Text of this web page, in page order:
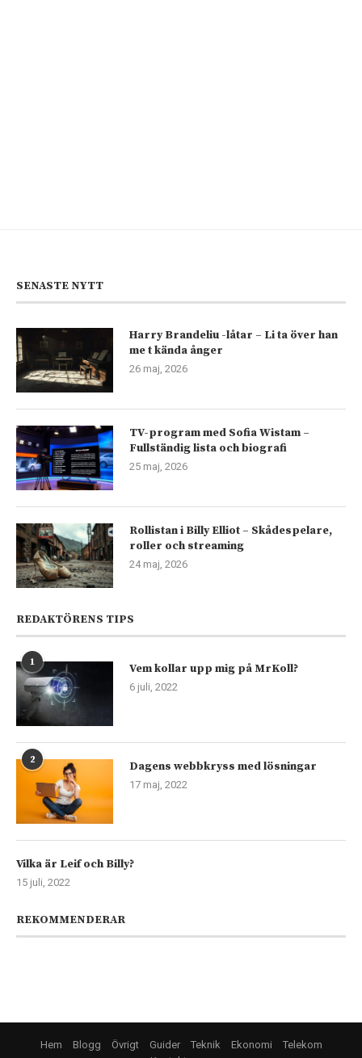
SENASTE NYTT
Harry Brandeliu -låtar – Li ta över han
me t kända ånger
26 maj, 2026
TV-program med Sofia Wistam –
Fullständig lista och biografi
25 maj, 2026
Rollistan i Billy Elliot – Skådespelare,
roller och streaming
24 maj, 2026
REDAKTÖRENS TIPS
1 Vem kollar upp mig på MrKoll?
6 juli, 2022
2 Dagens webbkryss med lösningar
17 maj, 2022
Vilka är Leif och Billy?
15 juli, 2022
REKOMMENDERAR
Hem Blogg Övrigt Guider Teknik Ekonomi
Telekom